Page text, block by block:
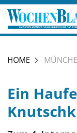
HOME
Ein